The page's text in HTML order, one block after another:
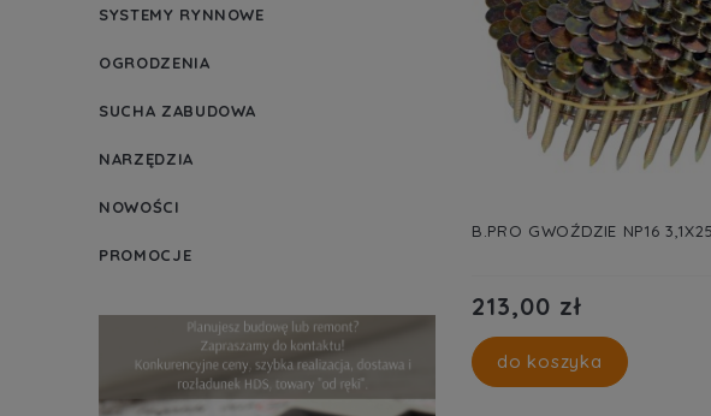
SYSTEMY RYNNOWE
OGRODZENIA
SUCHA ZABUDOWA
NARZĘDZIA
NOWOŚCI
PROMOCJE
B.PRO GWOŹDZIE NP16
213,00 zł
do koszyka